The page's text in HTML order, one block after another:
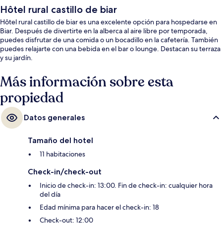
Hôtel rural castillo de biar
Hôtel rural castillo de biar es una excelente opción para hospedarse en
Biar. Después de divertirte en la alberca al aire libre por temporada,
puedes disfrutar de una comida o un bocadillo en la cafetería. También
puedes relajarte con una bebida en el bar o lounge. Destacan su terraza
y su jardín.
Más información sobre esta
propiedad
Datos generales
Tamaño del hotel
11 habitaciones
Check-in/check-out
Inicio de check-in: 13:00. Fin de check-in: cualquier hora
del día
Edad mínima para hacer el check-in: 18
Check-out: 12:00